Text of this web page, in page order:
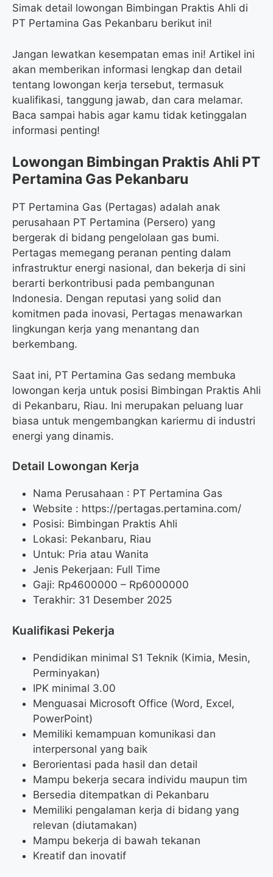
Simak detail lowongan Bimbingan Praktis Ahli di
PT Pertamina Gas Pekanbaru berikut ini!
Jangan lewatkan kesempatan emas ini! Artikel ini
akan memberikan informasi lengkap dan detail
tentang lowongan kerja tersebut, termasuk
kualifikasi, tanggung jawab, dan cara melamar.
Baca sampai habis agar kamu tidak ketinggalan
informasi penting!
Lowongan Bimbingan Praktis Ahli PT
Pertamina Gas Pekanbaru
PT Pertamina Gas (Pertagas) adalah anak
perusahaan PT Pertamina (Persero) yang
bergerak di bidang pengelolaan gas bumi.
Pertagas memegang peranan penting dalam
infrastruktur energi nasional, dan bekerja di sini
berarti berkontribusi pada pembangunan
Indonesia. Dengan reputasi yang solid dan
komitmen pada inovasi, Pertagas menawarkan
lingkungan kerja yang menantang dan
berkembang.
Saat ini, PT Pertamina Gas sedang membuka
lowongan kerja untuk posisi Bimbingan Praktis Ahli
di Pekanbaru, Riau. Ini merupakan peluang luar
biasa untuk mengembangkan kariermu di industri
energi yang dinamis.
Detail Lowongan Kerja
Nama Perusahaan : PT Pertamina Gas
Website : https://pertagas.pertamina.com/
Posisi: Bimbingan Praktis Ahli
Lokasi: Pekanbaru, Riau
Untuk: Pria atau Wanita
Jenis Pekerjaan: Full Time
Gaji: Rp4600000 – Rp6000000
Terakhir: 31 Desember 2025
Kualifikasi Pekerja
Pendidikan minimal S1 Teknik (Kimia, Mesin,
Perminyakan)
IPK minimal 3.00
Menguasai Microsoft Office (Word, Excel,
PowerPoint)
Memiliki kemampuan komunikasi dan
interpersonal yang baik
Berorientasi pada hasil dan detail
Mampu bekerja secara individu maupun tim
Bersedia ditempatkan di Pekanbaru
Memiliki pengalaman kerja di bidang yang
relevan (diutamakan)
Mampu bekerja di bawah tekanan
Kreatif dan inovatif